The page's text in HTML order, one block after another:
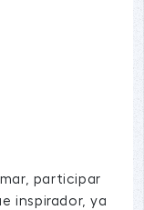
participar
inspirador, ya